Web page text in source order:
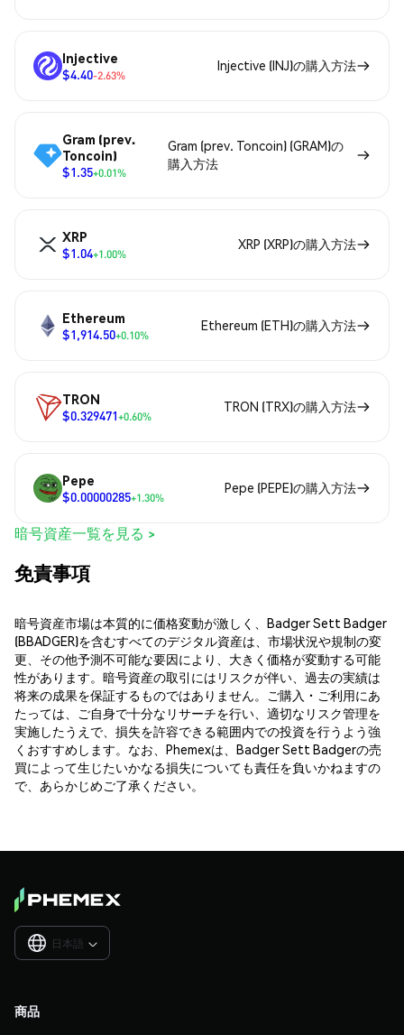
Injective
$4.40-2.63%
Injective (INJ)の購入方法
Gram (prev.
Toncoin)
$1.35+0.01%
Gram (prev. Toncoin) (GRAM)の
購入方法
XRP
$1.04+1.00%
XRP (XRP)の購入方法
Ethereum
$1,914.50+0.10%
Ethereum (ETH)の購入方法
TRON
$0.329471+0.60%
TRON (TRX)の購入方法
Pepe
$0.00000285+1.30%
Pepe (PEPE)の購入方法
暗号資産一覧を見る >
免責事項
暗号資産市場は本質的に価格変動が激しく、Badger Sett Badger
(BBADGER)を含むすべてのデジタル資産は、市場状況や規制の変
更、その他予測不可能な要因により、大きく価格が変動する可能
性があります。暗号資産の取引にはリスクが伴い、過去の実績は
将来の成果を保証するものではありません。ご購入・ご利用にあ
たっては、ご自身で十分なリサーチを行い、適切なリスク管理を
実施したうえで、損失を許容できる範囲内での投資を行うよう強
くおすすめします。なお、Phemexは、Badger Sett Badgerの売
買によって生じたいかなる損失についても責任を負いかねますの
で、あらかじめご了承ください。
日本語 
商品